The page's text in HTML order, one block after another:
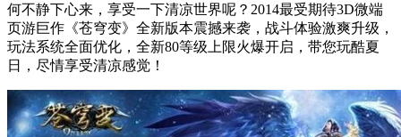
何不静下心来，享受一下清凉世界呢？2014最受期待3D微端
页游巨作《苍穹变》全新版本震撼来袭，战斗体验激爽升级，
玩法系统全面优化，全新80等级上限火爆开启，带您玩酷夏
日，尽情享受清凉感觉！